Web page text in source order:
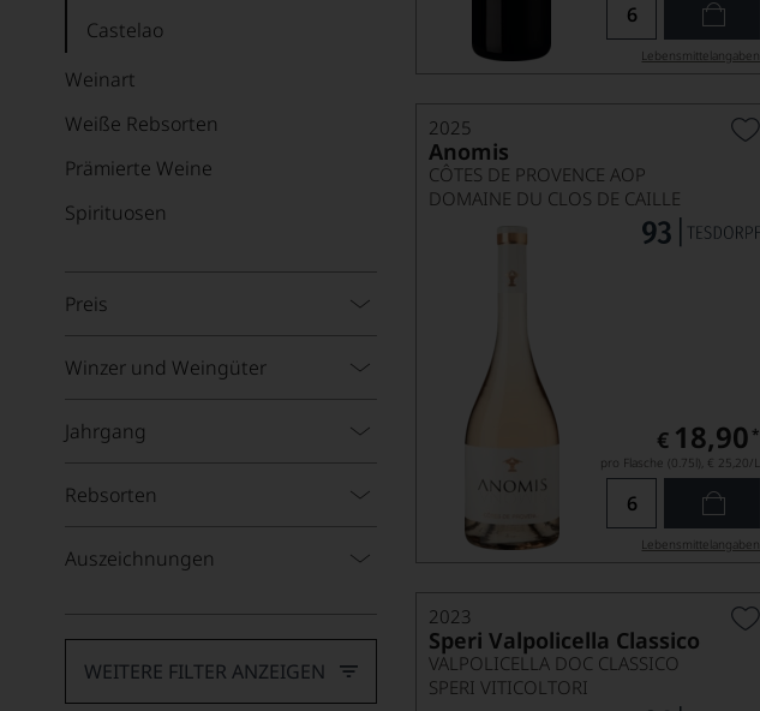
Castelao
Cinsault
Corvina
Dolcetto
Dornfelder
Gamay
Grenache
Lemberger
Mazuelo
Weinart
Weiße Rebsorten
Prämierte Weine
Spirituosen
Preis
Winzer und Weingüter
Jahrgang
Rebsorten
Auszeichnungen
WEITERE FILTER ANZEIGEN
Lebensmittel­angaben
2025
Anomis
CÔTES DE PROVENCE AOP
DOMAINE DU CLOS DE CAILLE
€ 18,90 *
pro Flasche (0.75l), € 25,20/L
Lebensmittel­angaben
2023
Speri Valpolicella Classico
VALPOLICELLA DOC CLASSICO
SPERI VITICOLTORI